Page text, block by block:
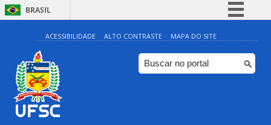
BRASIL
Simplifique!
Comunica BR
Participe
ACESSIBILIDADE ALTO CONTRASTE MAPA DO SITE